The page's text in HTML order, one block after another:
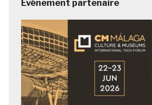
Evénement partenaire